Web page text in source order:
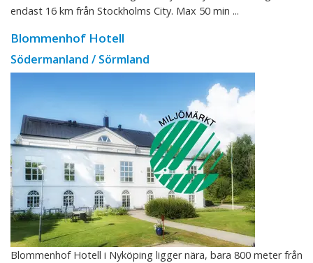
endast 16 km från Stockholms City. Max 50 min ...
Blommenhof Hotell
Södermanland / Sörmland
Blommenhof Hotell i Nyköping ligger nära, bara 800 meter från